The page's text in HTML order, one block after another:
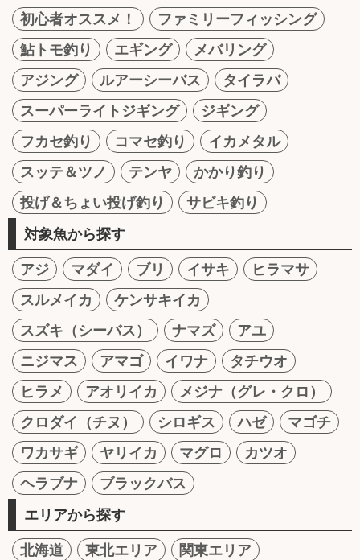
初心者オススメ！
ファミリーフィッシング
鮎トモ釣り
エギング
メバリング
アジング
ルアーシーバス
タイラバ
スーパーライトジギング
ジギング
フカセ釣り
コマセ釣り
イカメタル
スッテ＆ツノ
テンヤ
かかり釣り
投げ＆ちょい投げ釣り
サビキ釣り
対象魚から探す
アジ マダイ ブリ イサキ
ヒラマサ
スルメイカ
ケンサキイカ
スズキ（シーバス）
ナマズ
アユ
ニジマス
アマゴ イワナ
タチウオ
ヒラメ
アオリイカ
メジナ（グレ・クロ）
クロダイ（チヌ）
シロギス ハゼ
マゴチ
ワカサギ
ヤリイカ マグロ
カツオ
ヘラブナ
ブラックバス
エリアから探す
北海道 東北エリア
関東エリア